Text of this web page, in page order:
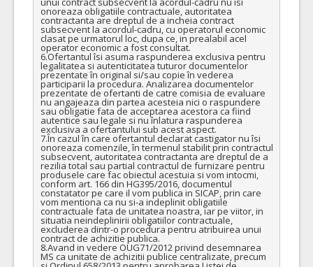
onoreaza obligatiile contractuale, autoritatea
contractanta are dreptul de a incheia contract
subsecvent la acordul-cadru, cu operatorul economic
clasat pe urmatorul loc, dupa ce, in prealabil acel
operator economic a fost consultat.
6.Ofertantul îsi asuma raspunderea exclusiva pentru
legalitatea si autenticitatea tuturor documentelor
prezentate în original si/sau copie în vederea
participarii la procedura. Analizarea documentelor
prezentate de ofertanti de catre comisia de evaluare
nu angajeaza din partea acesteia nici o raspundere
sau obligatie fata de acceptarea acestora ca fiind
autentice sau legale si nu înlatura raspunderea
exclusiva a ofertantului sub acest aspect.
7.În cazul în care ofertantul declarat castigator nu îsi
onoreaza comenzile, în termenul stabilit prin contractul
subsecvent, autoritatea contractanta are dreptul de a
rezilia total sau partial contractul de furnizare pentru
produsele care fac obiectul acestuia si vom intocmi,
conform art. 166 din HG395/2016, documentul
constatator pe care il vom publica in SICAP, prin care
vom mentiona ca nu si-a indeplinit obligatiile
contractuale fata de unitatea noastra, iar pe viitor, in
situatia neindeplinirii obligatiilor contractuale,
excluderea dintr-o procedura pentru atribuirea unui
contract de achizitie publica.
8.Avand in vedere OUG71/2012 privind desemnarea
MS ca unitate de achizitii publice centralizate, precum